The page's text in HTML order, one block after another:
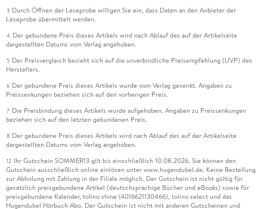
3 Durch Öffnen der Leseprobe willigen Sie ein, dass Daten an den Anbieter der
Leseprobe übermittelt werden.
4 Der gebundene Preis dieses Artikels wird nach Ablauf des auf der Artikelseite
dargestellten Datums vom Verlag angehoben.
5 Der Preisvergleich bezieht sich auf die unverbindliche Preisempfehlung (UVP) des
Herstellers.
6 Der gebundene Preis dieses Artikels wurde vom Verlag gesenkt. Angaben zu
Preissenkungen beziehen sich auf den vorherigen Preis.
7 Die Preisbindung dieses Artikels wurde aufgehoben. Angaben zu Preissenkungen
beziehen sich auf den letzten gebundenen Preis.
8 Der gebundene Preis dieses Artikels wird nach Ablauf des auf der Artikelseite
dargestellten Datums vom Verlag angehoben.
12 Ihr Gutschein SOMMER13 gilt bis einschließlich 10.08.2026. Sie können den
Gutschein ausschließlich online einlösen unter www.hugendubel.de. Keine Bestellung
zur Abholung mit Zahlung in der Filiale möglich. Der Gutschein ist nicht gültig für
gesetzlich preisgebundene Artikel (deutschsprachige Bücher und eBooks) sowie für
preisgebundene Kalender, tolino shine (4016621130466), tolino select und das
Hugendubel Hörbuch Abo. Der Gutschein ist nicht mit anderen Gutscheinen und